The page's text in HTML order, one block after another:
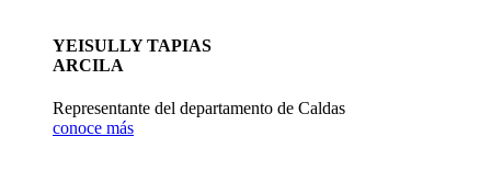
YEISULLY TAPIAS
ARCILA
Representante del departamento de Caldas
conoce más